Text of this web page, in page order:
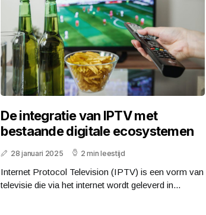
De integratie van IPTV met
bestaande digitale ecosystemen
28 januari 2025 2 min leestijd
Internet Protocol Television (IPTV) is een vorm van
televisie die via het internet wordt geleverd in...